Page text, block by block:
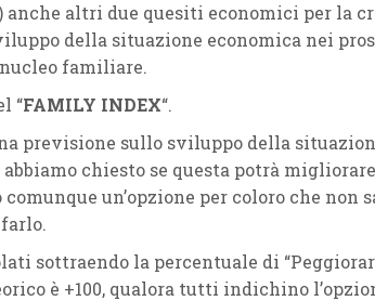
anche altri due quesiti economici per la
della situazione economica nei
familiare.
“FAMILY INDEX“.
previsione sullo sviluppo della
chiesto se questa potrà
un’opzione per coloro che non
sottraendo la percentuale di
è +100, qualora tutti indichino